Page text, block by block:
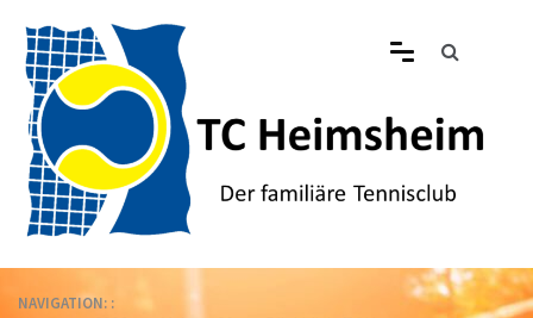
content
Tennisclub Heimsheim
NAVIGATION: :